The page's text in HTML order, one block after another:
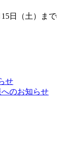
15日（土）ま
せ
へのお知らせ